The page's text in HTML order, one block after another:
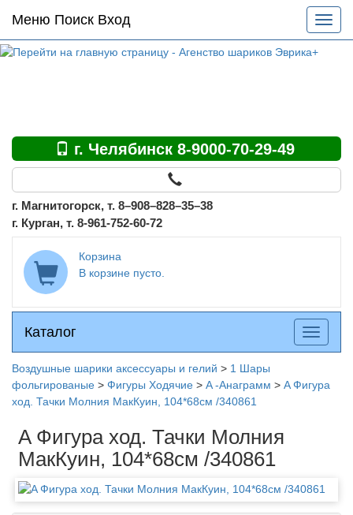
Основное
меню
по
Меню Поиск Вход
меню
г. Челябинск 8-9000-70-29-49
г. Магнитогорск, т. 8–908–828–35–38
г. Курган, т. 8-961-752-60-72
Корзина
В корзине пусто.
Каталог
Каталог
меню
Воздушные шарики аксессуары и гелий > 1 Шары
фольгированые > Фигуры Ходячие > A -Анаграмм > A Фигура
ход. Тачки Молния МакКуин, 104*68см /340861
A Фигура ход. Тачки Молния
МакКуин, 104*68см /340861